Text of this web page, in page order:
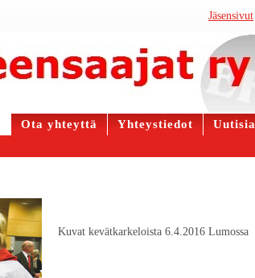
Jäsensivut
Ota yhteyttä Yhteystiedot
Uutisia
Kuvat kevätkarkeloista 6.4.2016 Lumossa